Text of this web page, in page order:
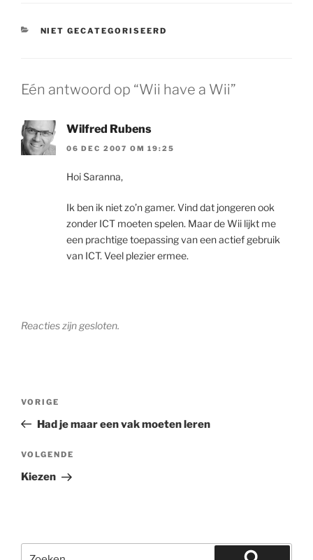
CATEGORIEËN
NIET GECATEGORISEERD
Eén antwoord op “Wii have a Wii”
Wilfred Rubens
06 DEC 2007 OM 19:25
Hoi Saranna,
Ik ben ik niet zo’n gamer. Vind dat jongeren ook
zonder ICT moeten spelen. Maar de Wii lijkt me
een prachtige toepassing van een actief gebruik
van ICT. Veel plezier ermee.
Reacties zijn gesloten.
Vorig
bericht
VORIGE
Had je maar een vak moeten leren
Volgend
bericht
VOLGENDE
Kiezen